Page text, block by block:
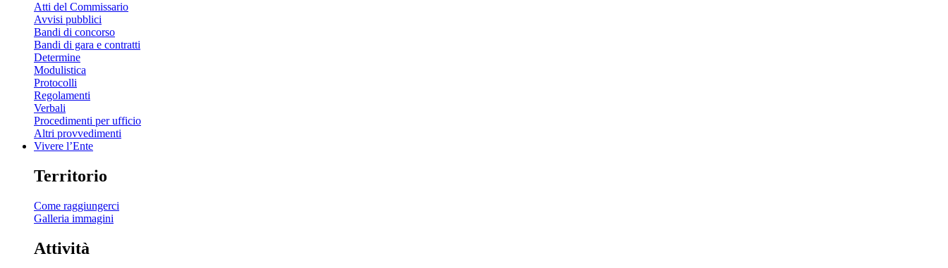
Atti del Commissario
Avvisi pubblici
Bandi di concorso
Bandi di gara e contratti
Determine
Modulistica
Protocolli
Regolamenti
Verbali
Procedimenti per ufficio
Altri provvedimenti
Vivere l’Ente
Territorio
Come raggiungerci
Galleria immagini
Attività